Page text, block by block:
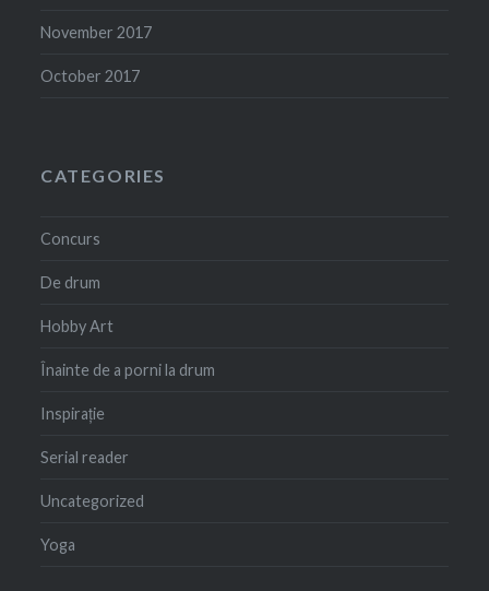
November 2017
October 2017
CATEGORIES
Concurs
De drum
Hobby Art
Înainte de a porni la drum
Inspirație
Serial reader
Uncategorized
Yoga